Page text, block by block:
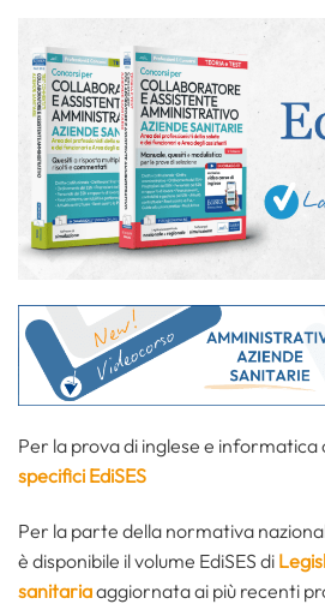
Per la prova di inglese e informatica
specifici EdiSES
Per la parte della normativa
è disponibile il volume EdiSES di
sanitariaaggiornata ai più recenti